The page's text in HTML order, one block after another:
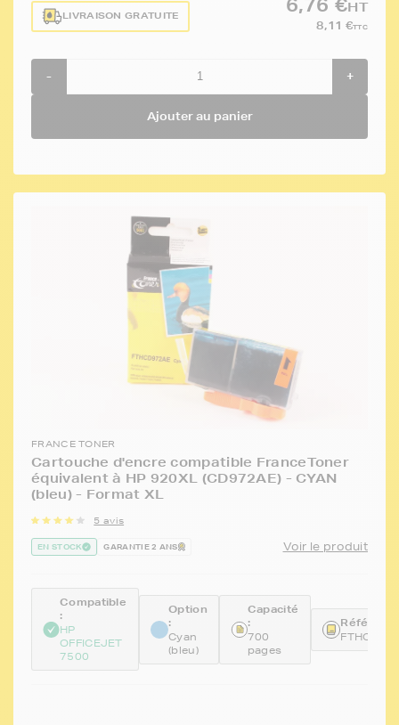
LIVRAISON GRATUITE
6,76 €HT
8,11 €TTC
- +
Ajouter au panier
FRANCE TONER
Cartouche d'encre compatible FranceToner
équivalent à HP 920XL (CD972AE) - CYAN
(bleu) - Format XL
5 avis
EN STOCK GARANTIE 2 ANS Voir le produit
Compatible
:
HP
OFFICEJET
7500
Option
:
Cyan
(bleu)
Capacité
:
700
pages